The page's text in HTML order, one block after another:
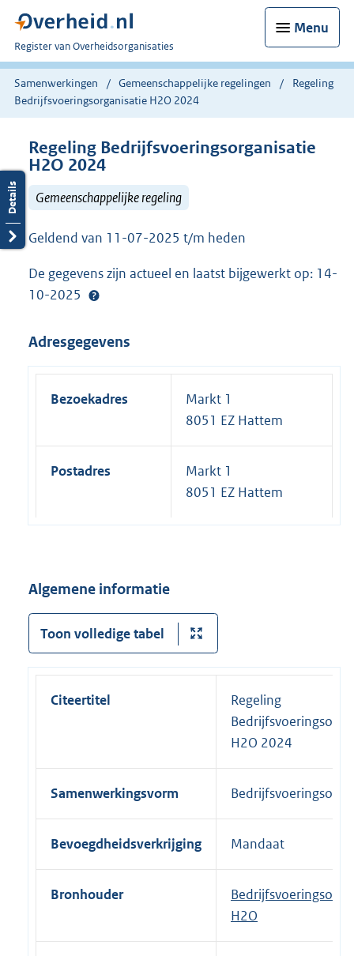
Menu
U
bent
nu
hier:
Register van Overheidsorganisaties
Samenwerkingen Gemeenschappelijke regelingen
Regeling
Bedrijfsvoeringsorganisatie H2O 2024
Regeling Bedrijfsvoeringsorganisatie
H2O 2024
Gemeenschappelijke regeling
Geldend van 11-07-2025 t/m heden
De gegevens zijn actueel en laatst bijgewerkt op: 14-
10-2025
Adresgegevens
Bezoekadres
Markt 1
8051 EZ Hattem
Postadres
Markt 1
8051 EZ Hattem
Algemene informatie
Toon volledige tabel
Citeertitel
Regeling
H2O 2024
Samenwerkingsvorm
Bevoegdheidsverkrijging Mandaat
Bronhouder
H2O